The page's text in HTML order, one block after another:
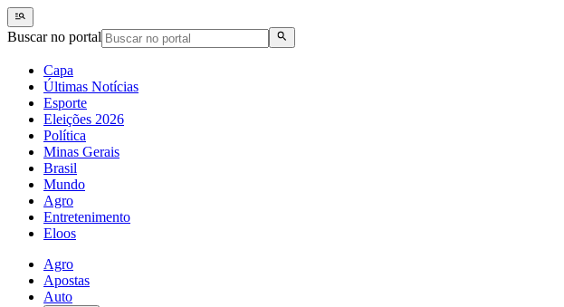
Buscar no portal
Capa
Últimas Notícias
Esporte
Eleições 2026
Política
Minas Gerais
Brasil
Mundo
Agro
Entretenimento
Eloos
Agro
Apostas
Auto